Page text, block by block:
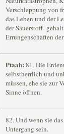
Verschleppung von
das Leben und der
der Sauerstoff-
Errungenschaften
Ptaah: 81. Die
selbstherrlich und
müssen, ehe sie zur
Sinne öffnen.
82. Und wenn sie
Untergang sein.